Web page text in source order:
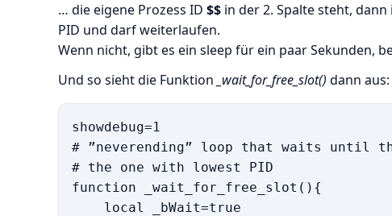
… die eigene Prozess ID $$ in der 2. Spalte steht,
PID und darf weiterlaufen.
Wenn nicht, gibt es ein sleep für ein paar Sekunden,
Und so sieht die Funktion _wait_for_free_slot() dann aus:
showdebug=1
# ”neverending” loop that waits until
# the one with lowest PID
function _wait_for_free_slot(){
local _bWait=true